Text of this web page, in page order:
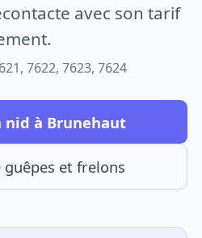
avec son tarif
7622, 7623, 7624
nid à Brunehaut
guêpes et frelons